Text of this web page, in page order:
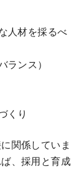
人材を採るべ
ンス）
くり
関係していま
、採用と育成